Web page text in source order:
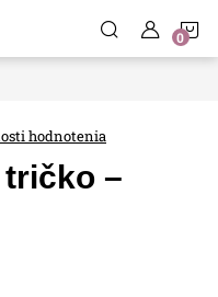
hodnotenia
–